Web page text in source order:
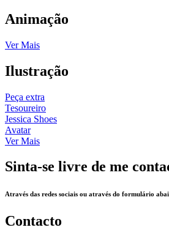
Animação
Ver Mais
Ilustração
Peça extra
Tesoureiro
Jessica Shoes
Avatar
Ver Mais
Sinta-se livre de me
Através das redes sociais ou através do formulário
Contacto